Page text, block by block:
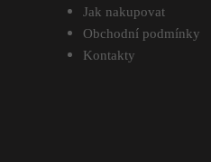
Jak nakupovat
Obchodní podmínky
Kontakty